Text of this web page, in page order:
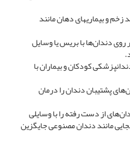
و بیماریهای دهان مانند
روی دندان‌ها با بریس یا وسایل
کودکان و بیماران با
پشتیبان دندان را درمان
از دست رفته را با وسایلی
مانند دندان مصنوعی جایگزین